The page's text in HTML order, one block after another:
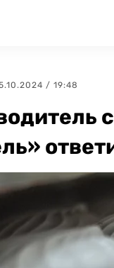
/ 19:48